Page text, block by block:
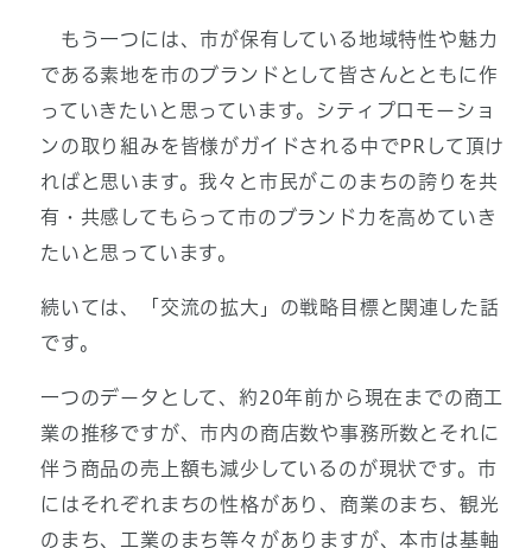
もう一つには、市が保有している地域特性や魅力
である素地を市のブランドとして皆さんとともに作
っていきたいと思っています。シティプロモーショ
ンの取り組みを皆様がガイドされる中でPRして頂け
ればと思います。我々と市民がこのまちの誇りを共
有・共感してもらって市のブランド力を高めていき
たいと思っています。
続いては、「交流の拡大」の戦略目標と関連した話
です。
一つのデータとして、約20年前から現在までの商工
業の推移ですが、市内の商店数や事務所数とそれに
伴う商品の売上額も減少しているのが現状です。市
にはそれぞれまちの性格があり、商業のまち、観光
のまち、工業のまち等々がありますが、本市は基軸